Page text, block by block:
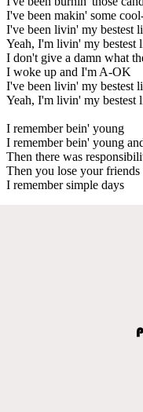
I've been makin' some
I've been livin' my bestest
Yeah, I'm livin' my bestest
I don't give a damn what
I woke up and I'm A-OK
I've been livin' my bestest
Yeah, I'm livin' my bestest
I remember bein' young
I remember bein' young
Then there was
Then you lose your
I remember simple days